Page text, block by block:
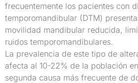
frecuentemente los pacientes con
temporomandibular (DTM)
movilidad mandibular reducida,
ruidos temporomandibulares.
La prevalencia de este tipo de
afecta al 10-22% de la población
segunda causa más frecuente de